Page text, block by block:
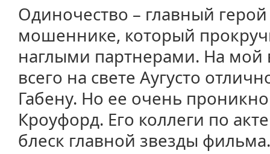
Одиночество – главный
мошеннике, который
наглыми партнерами. На мой
всего на свете Аугусто
Габену. Но ее очень
Кроуфорд. Его коллеги по
блеск главной звезды фильма.